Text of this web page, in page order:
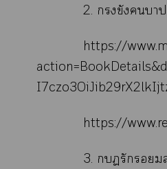
2. ขังา
https://
https://
3. รัก